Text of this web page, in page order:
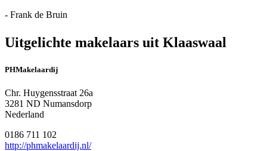
- Frank de Bruin
Uitgelichte makelaars uit Klaaswaal
PHMakelaardij
Chr. Huygensstraat 26a
3281 ND Numansdorp
Nederland
0186 711 102
http://phmakelaardij.nl/